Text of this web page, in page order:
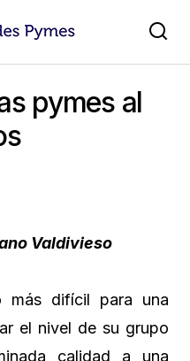
pymes al
Valdivieso
más difícil para una
el nivel de su grupo
calidad a una